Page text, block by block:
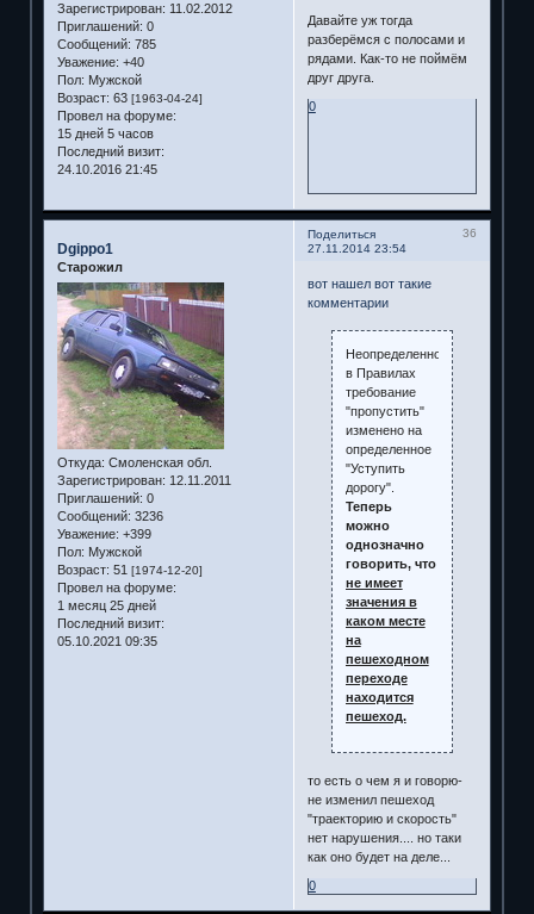
Зарегистрирован: 11.02.2012
Приглашений: 0
Сообщений: 785
Уважение: +40
Пол: Мужской
Возраст: 63 [1963-04-24]
Провел на форуме:
15 дней 5 часов
Последний визит:
24.10.2016 21:45
Давайте уж тогда
разберёмся с полосами и
рядами. Как-то не поймём
друг друга.
0
Поделиться
36
27.11.2014 23:54
Dgippo1
Старожил
Откуда: Смоленская обл.
Зарегистрирован: 12.11.2011
Приглашений: 0
Сообщений: 3236
Уважение: +399
Пол: Мужской
Возраст: 51 [1974-12-20]
Провел на форуме:
1 месяц 25 дней
Последний визит:
05.10.2021 09:35
вот нашел вот такие
комментарии
Неопределенное
в Правилах
требование
"пропустить"
изменено на
определенное
"Уступить
дорогу".
Теперь
можно
однозначно
говорить, что
не имеет
значения в
каком месте
на
пешеходном
переходе
находится
пешеход.
то есть о чем я и говорю-
не изменил пешеход
"траекторию и скорость"
нет нарушения.... но таки
как оно будет на деле...
0